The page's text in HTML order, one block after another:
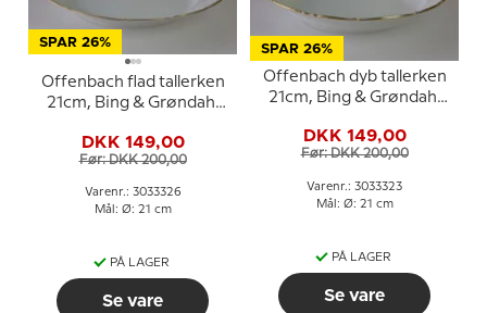
SPAR 26%
Offenbach flad tallerken
21cm, Bing & Grøndahl
DKK 149,00
Før: DKK 200,00
Varenr.: 3033326
Mål: Ø: 21 cm
PÅ LAGER
Se vare
SPAR 26%
Offenbach dyb tallerken
21cm, Bing & Grøndahl
DKK 149,00
Før: DKK 200,00
Varenr.: 3033323
Mål: Ø: 21 cm
PÅ LAGER
Se vare